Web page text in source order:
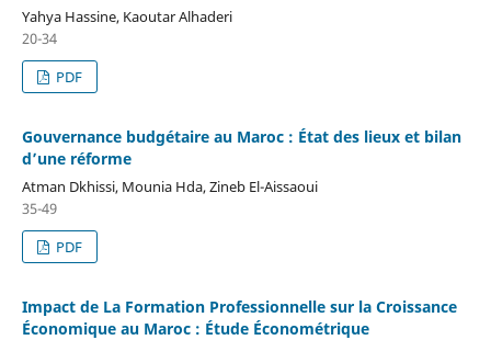
Yahya Hassine, Kaoutar Alhaderi
20-34
PDF
Gouvernance budgétaire au Maroc : État des lieux et bilan
d’une réforme
Atman Dkhissi, Mounia Hda, Zineb El-Aissaoui
35-49
PDF
Impact de La Formation Professionnelle sur la Croissance
Économique au Maroc : Étude Économétrique